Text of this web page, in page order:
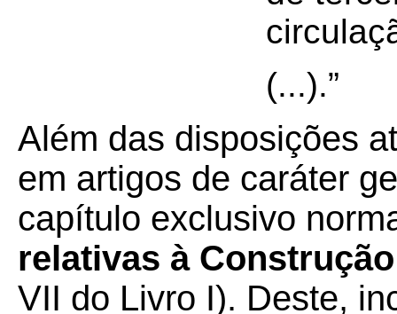
(...).”
Além das disposições
em artigos de caráter
capítulo exclusivo
relativas à
VII do Livro I). Deste,